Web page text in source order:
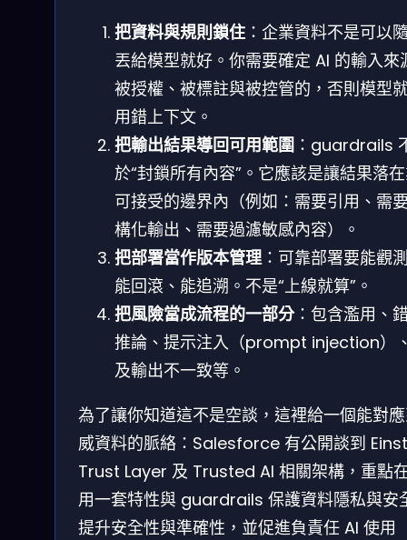
把資料與規則鎖住 ：企業資料不是可以
丟給模型就好。你需要確定 AI 的輸入來
被授權、被標註與被控管的，否則模型
用錯上下文。
把輸出結果導回可用範圍 ：guardrails
於“封鎖所有內容”。它應該是讓結果落
可接受的邊界內（例如：需要引用、需
構化輸出、需要過濾敏感內容）。
把部署當作版本管理：可靠部署要能觀
能回滾、能追溯。不是“上線就算”。
把風險當成流程的一部分：包含濫用、
推論、提示注入（prompt injection）
及輸出不一致等。
為了讓你知道這不是空談，這裡給一個能對
威資料的脈絡：Salesforce 有公開談到
Trust Layer 及 Trusted AI 相關架構，重點
用一套特性與 guardrails 保護資料隱私與安
提升安全性與準確性，並促進負責任 AI 使用